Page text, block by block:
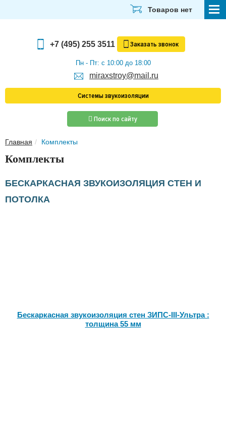
ЭЛЕКТРИКА И ОСВЕЩЕНИЕ
ЗВУКОИЗОЛЯЦИЯ
О компании
Товаров нет
+7 (495) 255 3511 Заказать звонок
Пн - Пт: с 10:00 до 18:00
miraxstroy@mail.ru
Системы звукоизоляции
Поиск по сайту
Главная Комплекты
Комплекты
БЕСКАРКАСНАЯ ЗВУКОИЗОЛЯЦИЯ СТЕН И
ПОТОЛКА
Бескаркасная звукоизоляция стен ЗИПС-III-Ультра :
толщина 55 мм